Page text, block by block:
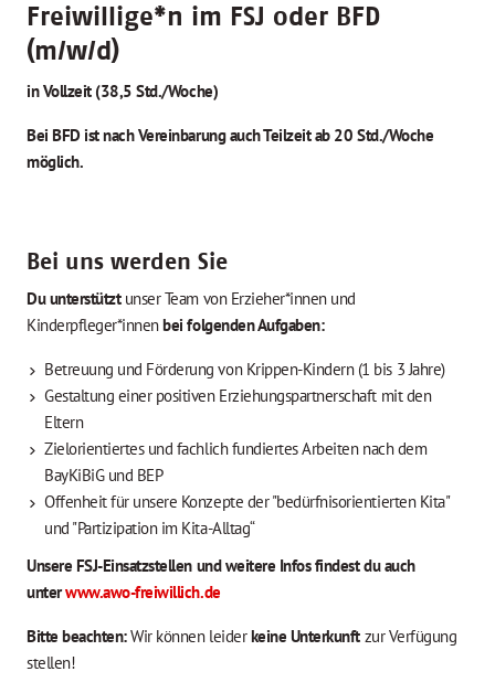
Freiwillige*n im FSJ oder BFD
(m/w/d)
in Vollzeit (38,5 Std./Woche)
Bei BFD ist nach Vereinbarung auch Teilzeit ab 20 Std./Woche
möglich.
Bei uns werden Sie
Du unterstütztunser Team von Erzieher*innen und
Kinderpfleger*innenbei folgenden Aufgaben:
Betreuung und Förderung von Krippen-Kindern (1 bis 3 Jahre)
Gestaltung einer positiven Erziehungspartnerschaft mit den
Eltern
Zielorientiertes und fachlich fundiertes Arbeiten nach dem
BayKiBiG und BEP
Offenheit für unsere Konzepte der "bedürfnisorientierten Kita"
und "Partizipation im Kita-Alltag“
Unsere FSJ-Einsatzstellen und weitere Infos findest du auch
unterwww.awo-freiwillich.de
Bitte beachten:Wir können leiderkeine Unterkunft zur Verfügung
stellen!